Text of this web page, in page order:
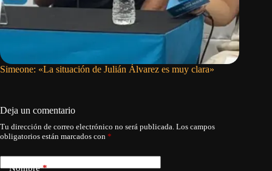
Simeone: «La situación de Julián Álvarez es muy clara»
Deja un comentario
Tu dirección de correo electrónico no será publicada. Los campos
obligatorios están marcados con *
Nombre*